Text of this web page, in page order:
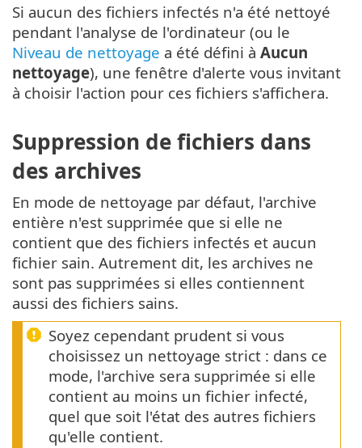
Si aucun des fichiers infectés n'a été nettoyé
pendant l'analyse de l'ordinateur (ou le
Niveau de nettoyage a été défini à Aucun
nettoyage), une fenêtre d'alerte vous invitant
à choisir l'action pour ces fichiers s'affichera.
Suppression de fichiers dans
des archives
En mode de nettoyage par défaut, l'archive
entière n'est supprimée que si elle ne
contient que des fichiers infectés et aucun
fichier sain. Autrement dit, les archives ne
sont pas supprimées si elles contiennent
aussi des fichiers sains.
Soyez cependant prudent si vous
choisissez un nettoyage strict : dans ce
mode, l'archive sera supprimée si elle
contient au moins un fichier infecté,
quel que soit l'état des autres fichiers
qu'elle contient.